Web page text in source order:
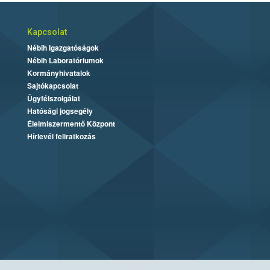
Kapcsolat
Nébih Igazgatóságok
Nébih Laboratóriumok
Kormányhivatalok
Sajtókapcsolat
Ügyfélszolgálat
Hatósági jogsegély
Élelmiszermentő Központ
Hírlevél feliratkozás